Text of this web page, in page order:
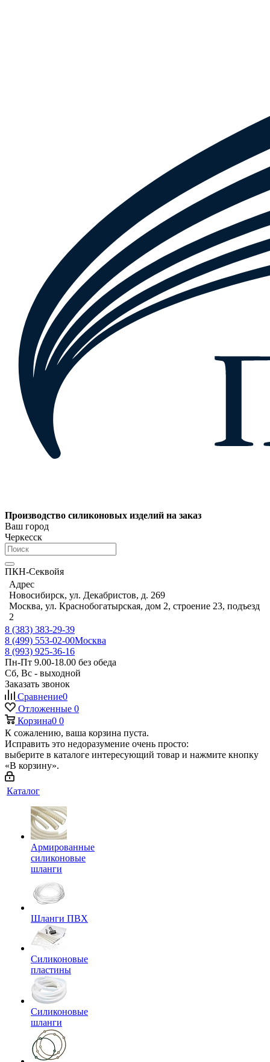
Производство силиконовых изделий на заказ
Ваш город
Черкесск
ПКН-Секвойя
Адрес
Новосибирск, ул. Декабристов, д. 269
Москва, ул. Краснобогатырская, дом 2, строение 23, подъезд
2
8 (383) 383-29-39
8 (499) 553-02-00Москва
8 (993) 925-36-16
Пн-Пт 9.00-18.00 без обеда
Сб, Вс - выходной
Заказать звонок
Сравнение0
Отложенные 0
Корзина0 0
К сожалению, ваша корзина пуста.
Исправить это недоразумение очень просто:
выберите в каталоге интересующий товар и нажмите кнопку
«В корзину».
Каталог
Армированные
силиконовые
шланги
Шланги ПВХ
Силиконовые
пластины
Силиконовые
шланги